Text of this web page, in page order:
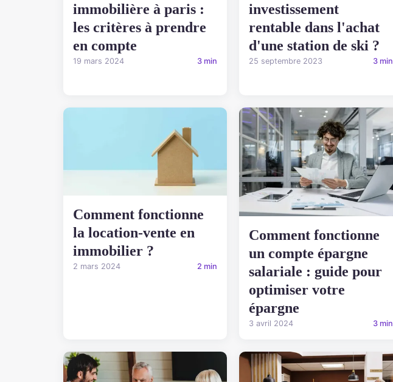
immobilière à paris :
les critères à prendre
en compte
19 mars 2024 3 min
investissement
rentable dans l'achat
d'une station de ski ?
25 septembre 2023 3 min
Comment fonctionne
la location-vente en
immobilier ?
2 mars 2024 2 min
Comment fonctionne
un compte épargne
salariale : guide pour
optimiser votre
épargne
3 avril 2024 3 min